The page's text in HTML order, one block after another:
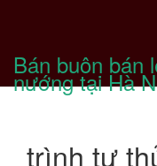
Bán buôn bán
nướng tại Hà
trình tự